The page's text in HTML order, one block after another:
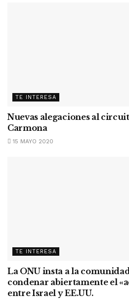
TE INTERESA
Nuevas alegaciones al
Carmona
15 MAYO 2020
TE INTERESA
La ONU insta a la
condenar abiertamente el
entre Israel y EE.UU.